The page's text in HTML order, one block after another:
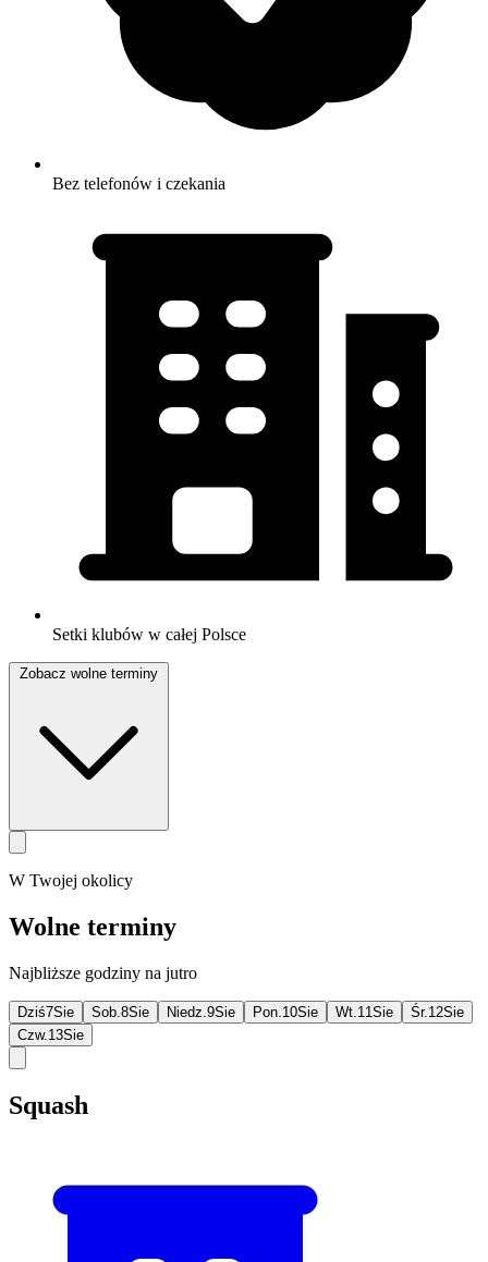
Bez telefonów i czekania
Setki klubów w całej Polsce
W Twojej okolicy
Wolne terminy
Najbliższe godziny na jutro
Dziś7Sie Sob. 8Sie Niedz. 9Sie Pon. 10Sie Wt. 11Sie Śr. 12Sie
Czw. 13Sie
Squash